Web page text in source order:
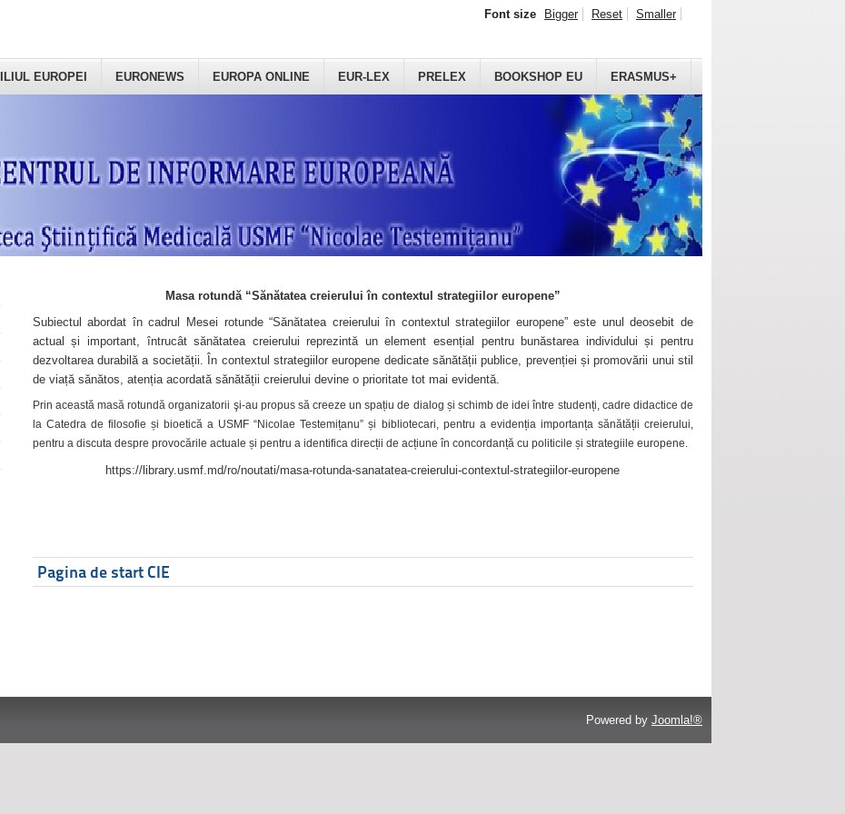
EUROPEI EURONEWS EUROPA ONLINE EUR-LEX PRELEX BOOKSHOP EU ERASMUS+
Font size Bigger Reset Smaller
Masa rotundă “Sănătatea creierului în contextul strategiilor europene”
Subiectul abordat în cadrul Mesei rotunde “Sănătatea creierului în contextul strategiilor europene” este unul deosebit de
actual și important, întrucât sănătatea creierului reprezintă un element esențial pentru bunăstarea individului și pentru
dezvoltarea durabilă a societății. În contextul strategiilor europene dedicate sănătății publice, prevenției și promovării unui stil
de viață sănătos, atenția acordată sănătății creierului devine o prioritate tot mai evidentă.
Prin această masă rotundă organizatorii şi-au propus să creeze un spațiu de dialog și schimb de idei între studenți, cadre didactice de
la Catedra de filosofie și bioetică a USMF “Nicolae Testemițanu” și bibliotecari, pentru a evidenția importanța sănătății creierului,
pentru a discuta despre provocările actuale și pentru a identifica direcții de acțiune în concordanță cu politicile și strategiile europene.
https://library.usmf.md/ro/noutati/masa-rotunda-sanatatea-creierului-contextul-strategiilor-europene
Pagina de start CIE
Powered by Joomla!®